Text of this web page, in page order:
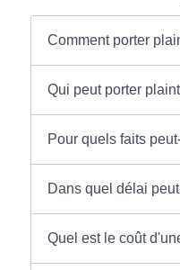
Comment porter
Qui peut porter
Pour quels faits
Dans quel délai
Quel est le coût